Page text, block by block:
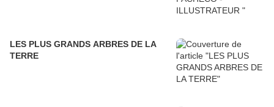
LES PLUS GRANDS ARBRES DE LA
TERRE